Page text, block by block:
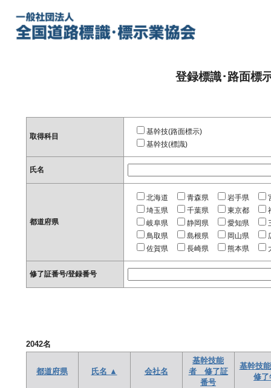
登録標識･路面標
取得科目
基幹技(路面標示)
基幹技(標識)
氏名
都道府県
北海道 青森県 岩手県
埼玉県
千葉県 東京都
岐阜県
静岡県 愛知県
鳥取県
島根県 岡山県
佐賀県
長崎県 熊本県
修了証番号/登録番号
2042名
都道府県 氏名 ▲ 会社名
基幹技能
者 修了証
番号
基幹技
修了